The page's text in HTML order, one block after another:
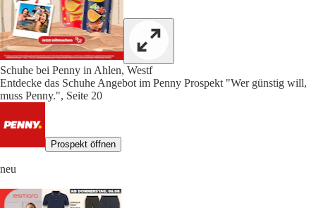
Schuhe bei Penny in Ahlen, Westf
Entdecke das Schuhe Angebot im Penny Prospekt "Wer günstig will,
muss Penny.", Seite 20
Prospekt öffnen
neu